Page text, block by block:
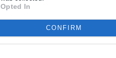
Opted In
CONFIRM